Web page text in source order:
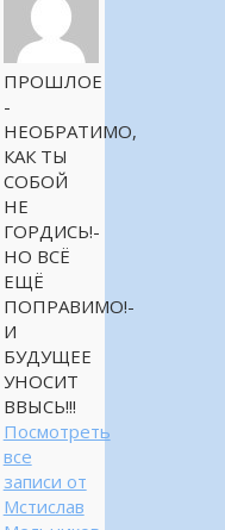
ПРОШЛОЕ
-
НЕОБРАТИМО,
КАК ТЫ
СОБОЙ
НЕ
ГОРДИСЬ!-
НО ВСЁ
ЕЩЁ
ПОПРАВИМО!-
И
БУДУЩЕЕ
УНОСИТ
ВВЫСЬ!!!
Посмотреть
все
записи от
Мстислав